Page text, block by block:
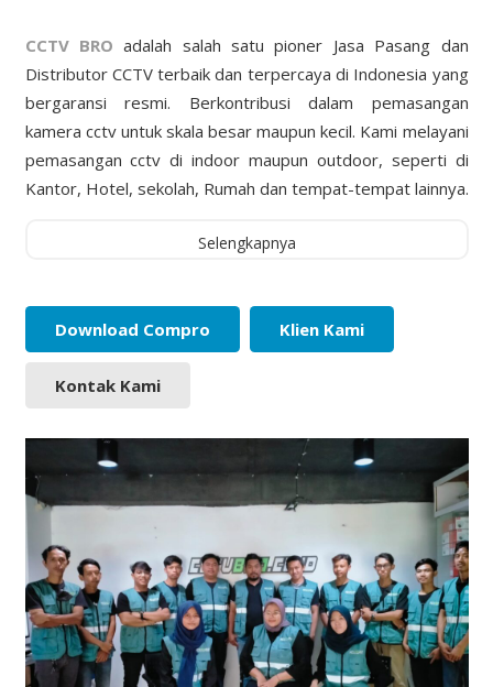
CCTV BRO adalah salah satu pioner Jasa Pasang dan
Distributor CCTV terbaik dan terpercaya di Indonesia yang
bergaransi resmi. Berkontribusi dalam pemasangan
kamera cctv untuk skala besar maupun kecil. Kami melayani
pemasangan cctv di indoor maupun outdoor, seperti di
Kantor, Hotel, sekolah, Rumah dan tempat-tempat lainnya.
Selengkapnya
Download Compro Klien Kami
Kontak Kami